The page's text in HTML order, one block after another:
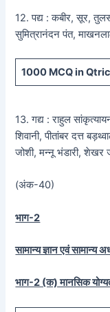
12. पद्य : कबीर, सूर,
सुमित्रानंदन पंत,
1000 MCQin
13. गद्य : राहुल
शिवानी, पीतांबर दत्त
जोशी, मन्नू भंडारी, शेखर
(अंक-40)
भाग-2
सामान्य ज्ञान एवं सामान्य
भाग-2 (क) मानसिक